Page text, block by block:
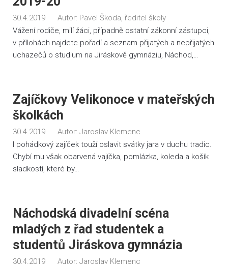
30.4.2019 Autor: Pavel Škoda, ředitel školy
Vážení rodiče, milí žáci, případně ostatní zákonní zástupci,
v přílohách najdete pořadí a seznam přijatých a nepřijatých
uchazečů o studium na Jiráskově gymnáziu, Náchod,…
Zajíčkovy Velikonoce v mateřských
školkách
30.4.2019 Autor: Jaroslav Klemenc
I pohádkový zajíček touží oslavit svátky jara v duchu tradic.
Chybí mu však obarvená vajíčka, pomlázka, koleda a košík
sladkostí, které by…
Náchodská divadelní scéna
mladých z řad studentek a
studentů Jiráskova gymnázia
30.4.2019 Autor: Jaroslav Klemenc